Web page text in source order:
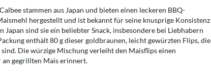
stammen aus Japan und bieten einen leckeren BBQ-
hergestellt und ist bekannt für seine knusprige Konsistenz
Japan sind sie ein beliebter Snack, insbesondere bei Liebhabern
enthält 80 g dieser goldbraunen, leicht gewürzten Flips, die
Die würzige Mischung verleiht den Maisflips einen
an gegrillten Mais erinnert.